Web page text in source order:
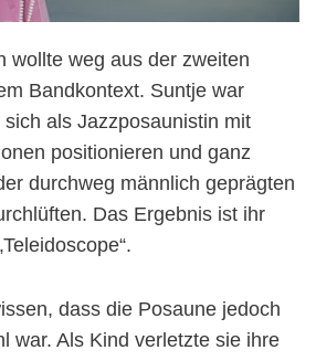
wollte weg aus der zweiten
Bandkontext. Suntje war
als Jazzposaunistin mit
positionieren und ganz
durchweg männlich geprägten
Das Ergebnis ist ihr
dass die Posaune jedoch
war. Als Kind verletzte sie ihre